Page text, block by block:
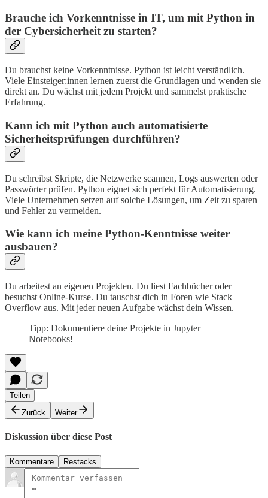
Brauche ich Vorkenntnisse in IT, um mit Python in
der Cybersicherheit zu starten?
Du brauchst keine Vorkenntnisse. Python ist leicht verständlich.
Viele Einsteiger:innen lernen zuerst die Grundlagen und wenden sie
direkt an. Du wächst mit jedem Projekt und sammelst praktische
Erfahrung.
Kann ich mit Python auch automatisierte
Sicherheitsprüfungen durchführen?
Du schreibst Skripte, die Netzwerke scannen, Logs auswerten oder
Passwörter prüfen. Python eignet sich perfekt für Automatisierung.
Viele Unternehmen setzen auf solche Lösungen, um Zeit zu sparen
und Fehler zu vermeiden.
Wie kann ich meine Python-Kenntnisse weiter
ausbauen?
Du arbeitest an eigenen Projekten. Du liest Fachbücher oder
besuchst Online-Kurse. Du tauschst dich in Foren wie Stack
Overflow aus. Mit jeder neuen Aufgabe wächst dein Wissen.
Tipp: Dokumentiere deine Projekte in Jupyter
Notebooks!
Teilen
Zurück
Weiter
Diskussion über diese Post
Kommentare Restacks